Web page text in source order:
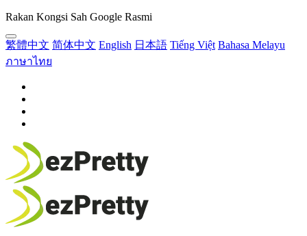
Rakan Kongsi Sah Google Rasmi
繁體中文 简体中文 English 日本語 Tiếng Việt Bahasa Melayu
ภาษาไทย